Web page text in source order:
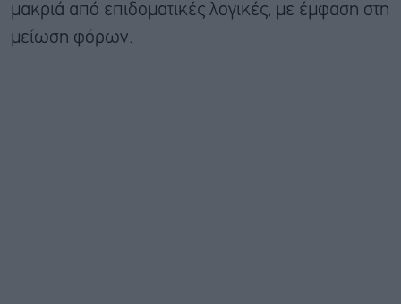
μακριά από επιδοματικές λογικές, με έμφαση στη
μείωση φόρων.